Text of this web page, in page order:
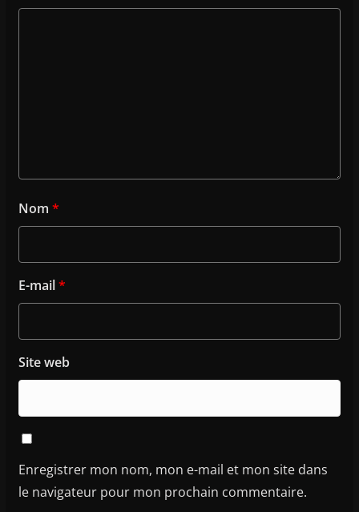
Nom *
E-mail*
Site web
Enregistrer mon nom, mon e-mail et mon site dans
le navigateur pour mon prochain commentaire.